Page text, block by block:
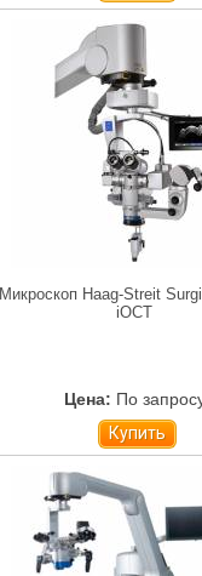
Микроскоп Haag-Streit
iOCT
Цена: По
Купить